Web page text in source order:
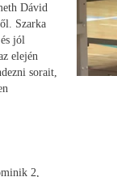
Dávid
Szarka
jól
elején
sorait,
2,